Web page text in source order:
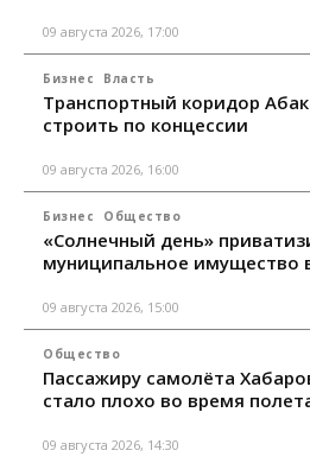
09 августа 2026, 17:00
Бизнес Власть
Транспортный коридор
строить по концессии
09 августа 2026, 16:00
Бизнес Общество
«Солнечный день»
муниципальное имущество
09 августа 2026, 15:00
Общество
Пассажиру самолёта
стало плохо во время
09 августа 2026, 14:30